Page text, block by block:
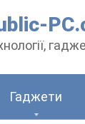
Гаджети